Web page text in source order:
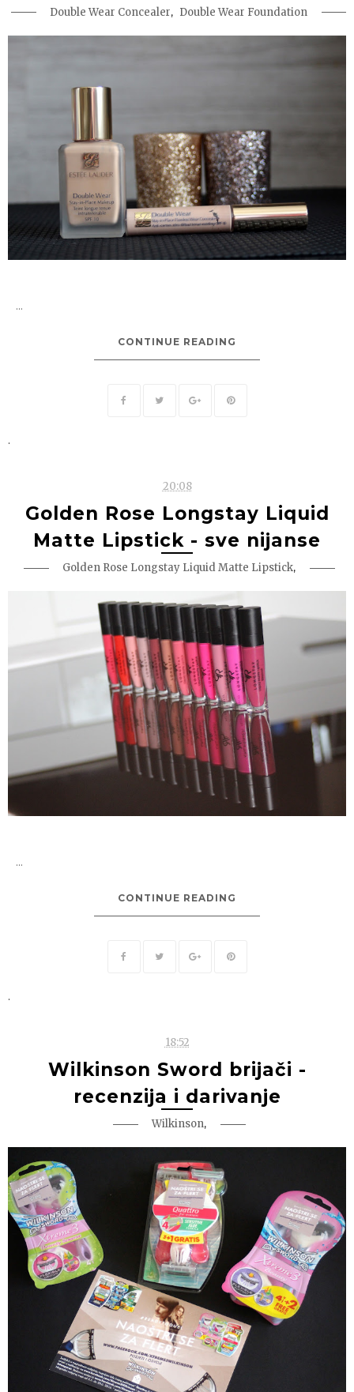
Double Wear Concealer, Double Wear Foundation
...
CONTINUE READING
.
20:08
Golden Rose Longstay Liquid
Matte Lipstick - sve nijanse
Golden Rose Longstay Liquid Matte Lipstick,
...
CONTINUE READING
.
18:52
Wilkinson Sword brijači -
recenzija i darivanje
Wilkinson,